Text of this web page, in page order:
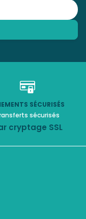
SÉCURISÉS
sécurisés
cryptage SSL